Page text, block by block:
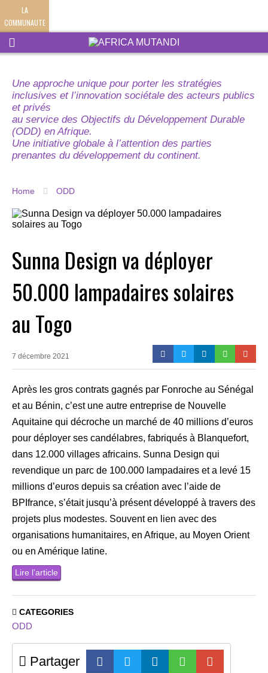
LA
COMMUNAUTE
Une approche unique pour porter les stratégies
inclusives et l’innovation sociétale des acteurs publics
et privés
au service des Objectifs du Développement Durable
(ODD) en Afrique.
Une initiative globale à l’attention des parties
prenantes du développement du continent.
Home ODD
Sunna Design va déployer
50.000 lampadaires solaires
au Togo
7 décembre 2021
Après les gros contrats gagnés par Fonroche au Sénégal
et au Bénin, c’est une autre entreprise de Nouvelle
Aquitaine qui décroche un marché de 40 millions d’euros
pour déployer ses candélabres, fabriqués à Blanquefort,
dans 12.000 villages africains. Sunna Design qui
revendique un parc de 100.000 lampadaires et a levé 15
millions d’euros depuis sa création avec l’aide de
BPIfrance, s’était jusqu’à présent développé à travers des
projets plus modestes. Souvent en lien avec des
organisations humanitaires, en Afrique, au Moyen Orient
ou en Amérique latine.
Lire l’article
CATEGORIES
ODD
Partager